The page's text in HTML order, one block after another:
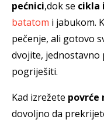
pećnici,dok se cikla
batatom i jabukom.
pečenje, ali gotovo
dvojite,
pogriješiti.
Kad izrežete povrće
dovoljno da